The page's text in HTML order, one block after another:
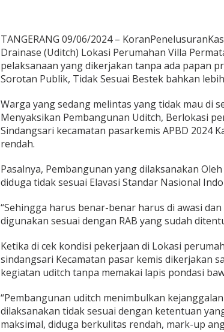
TANGERANG 09/06/2024 –
Drainase (Uditch) Lokasi Perumahan Villa
pelaksanaan yang dikerjakan tanpa ada papan
Sorotan Publik, Tidak Sesuai Bestek bahkan
Warga yang sedang melintas yang tidak mau di
Menyaksikan Pembangunan Uditch, Berlokasi
Sindangsari kecamatan pasarkemis APBD 2024
rendah.
Pasalnya, Pembangunan yang dilaksanakan
diduga tidak sesuai Elavasi Standar Nasional
“Sehingga harus benar-benar harus di awasi
digunakan sesuai dengan RAB yang sudah
Ketika di cek kondisi pekerjaan di Lokasi
sindangsari Kecamatan pasar kemis dikerjakan
kegiatan uditch tanpa memakai lapis pondasi
“Pembangunan uditch menimbulkan
dilaksanakan tidak sesuai dengan ketentuan
maksimal, diduga berkulitas rendah, mark-up